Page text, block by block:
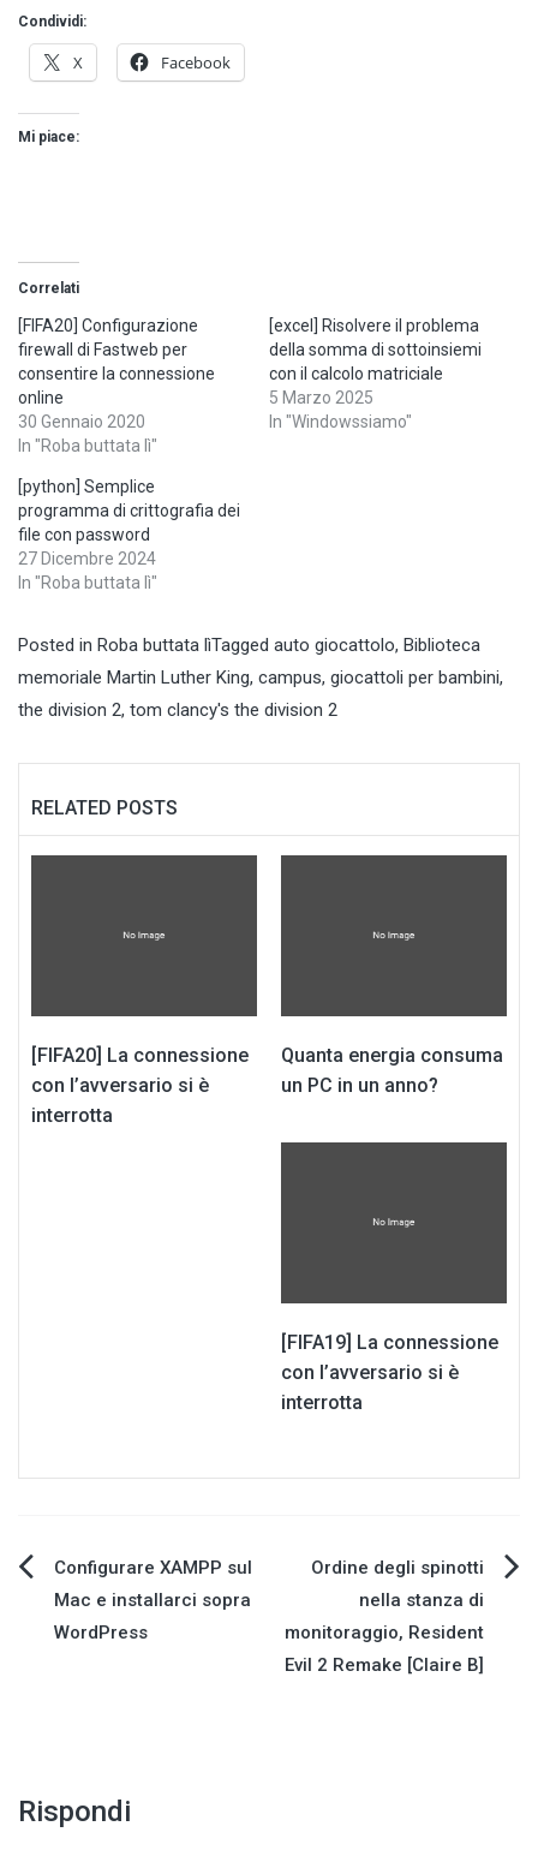
Condividi:
X Facebook
Mi piace:
Correlati
[FIFA20] Configurazione
firewall di Fastweb per
consentire la connessione
online
30 Gennaio 2020
In "Roba buttata lì"
[excel] Risolvere il problema
della somma di sottoinsiemi
con il calcolo matriciale
5 Marzo 2025
In "Windowssiamo"
[python] Semplice
programma di crittografia dei
file con password
27 Dicembre 2024
In "Roba buttata lì"
Posted in Roba buttata lìTagged auto giocattolo, Biblioteca
memoriale Martin Luther King, campus, giocattoli per bambini,
the division 2, tom clancy's the division 2
RELATED POSTS
[FIFA20] La connessione
con l’avversario si è
interrotta
Quanta energia consuma
un PC in un anno?
[FIFA19] La connessione
con l’avversario si è
interrotta
Navigazione
articoli
Configurare XAMPP sul
Mac e installarci sopra
WordPress
Ordine degli spinotti
nella stanza di
monitoraggio, Resident
Evil 2 Remake [Claire B]
Rispondi